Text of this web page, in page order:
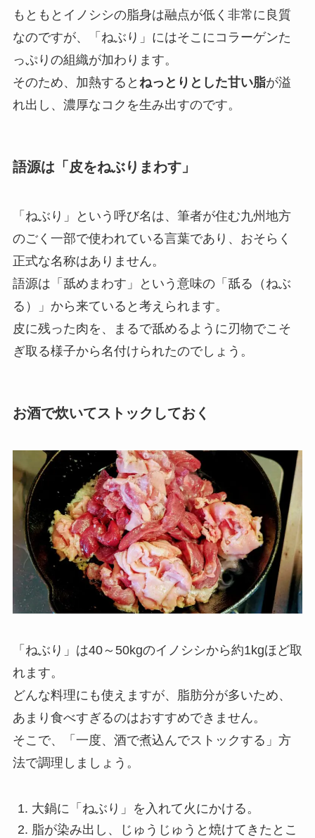
もともとイノシシの脂身は融点が低く非常に良質
なのですが、「ねぶり」にはそこにコラーゲンた
っぷりの組織が加わります。
そのため、加熱すると ねっとりとした甘い脂が溢
れ出し、濃厚なコクを生み出すのです。
語源は「皮をねぶりまわす」
「ねぶり」という呼び名は、筆者が住む九州地方
のごく一部で使われている言葉であり、おそらく
正式な名称はありません。
語源は「舐めまわす」という意味の「舐る（ねぶ
る）」から来ていると考えられます。
皮に残った肉を、まるで舐めるように刃物でこそ
ぎ取る様子から名付けられたのでしょう。
お酒で炊いてストックしておく
「ねぶり」は40～50kgのイノシシから約1kgほど取
れます。
どんな料理にも使えますが、脂肪分が多いため、
あまり食べすぎるのはおすすめできません。
そこで、「一度、酒で煮込んでストックする」方
法で調理しましょう。
大鍋に「ねぶり」を入れて火にかける。
脂が染み出し、じゅうじゅうと焼けてきたとこ